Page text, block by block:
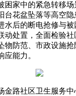
困家中的紧急转移
台花盆坠落等高空隐
水后的断电抢修与
动处置，全面检验
物防范、市政设施
应能力。
金路社区卫生服务